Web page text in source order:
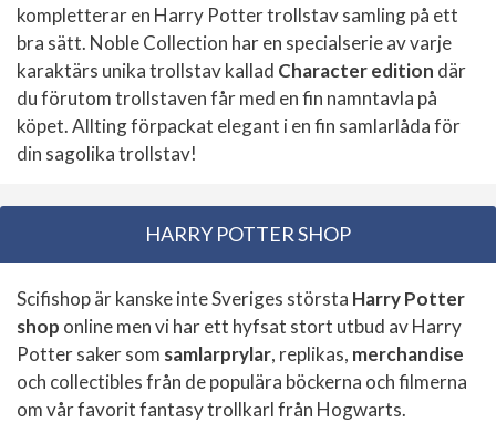
kompletterar en Harry Potter trollstav samling på ett
bra sätt. Noble Collection har en specialserie av varje
karaktärs unika trollstav kallad Character edition där
du förutom trollstaven får med en fin namntavla på
köpet. Allting förpackat elegant i en fin samlarlåda för
din sagolika trollstav!
HARRY POTTER SHOP
Scifishop är kanske inte Sveriges största Harry Potter
shop online men vi har ett hyfsat stort utbud av Harry
Potter saker som samlarprylar, replikas, merchandise
och collectibles från de populära böckerna och filmerna
om vår favorit fantasy trollkarl från Hogwarts.